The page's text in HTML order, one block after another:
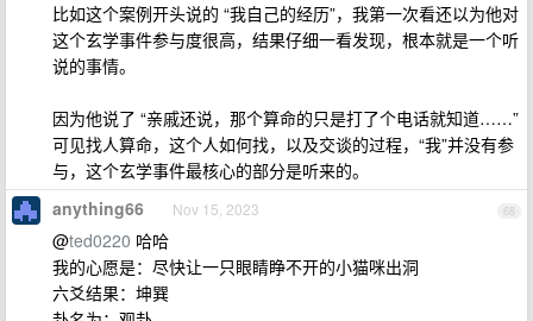
比如这个案例开头说的 “我自己的经历”，我第一次看还以为他对
这个玄学事件参与度很高，结果仔细一看发现，根本就是一个听
说的事情。
因为他说了 “亲戚还说，那个算命的只是打了个电话就知道……”
可见找人算命，这个人如何找，以及交谈的过程，“我”并没有参
与，这个玄学事件最核心的部分是听来的。
68
anything66 Nov 15, 2023
@ted0220 哈哈
我的心愿是：尽快让一只眼睛睁不开的小猫咪出洞
六爻结果：坤巽